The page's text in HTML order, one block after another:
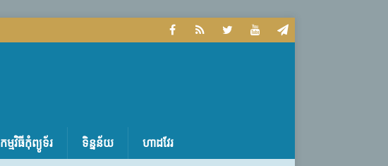
កម្មវិធីកុំព្យូទ័រ ទិន្នន័យ ហាដវែរ